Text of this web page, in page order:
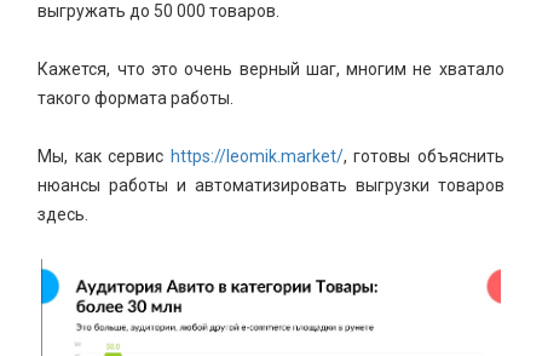
выгружать до 50 000 товаров.
Кажется, что это очень верный шаг, многим не хватало
такого формата работы.
Мы, как сервис https://leomik.market/, готовы объяснить
нюансы работы и автоматизировать выгрузки товаров
здесь.